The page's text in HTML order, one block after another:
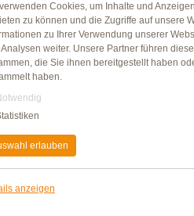
Cookies, um Inhalte und
zu können und die Zugriffe auf unsere
zu Ihrer Verwendung unserer
weiter. Unsere Partner führen
die Sie ihnen bereitgestellt haben
haben.
erlauben
anzeigen